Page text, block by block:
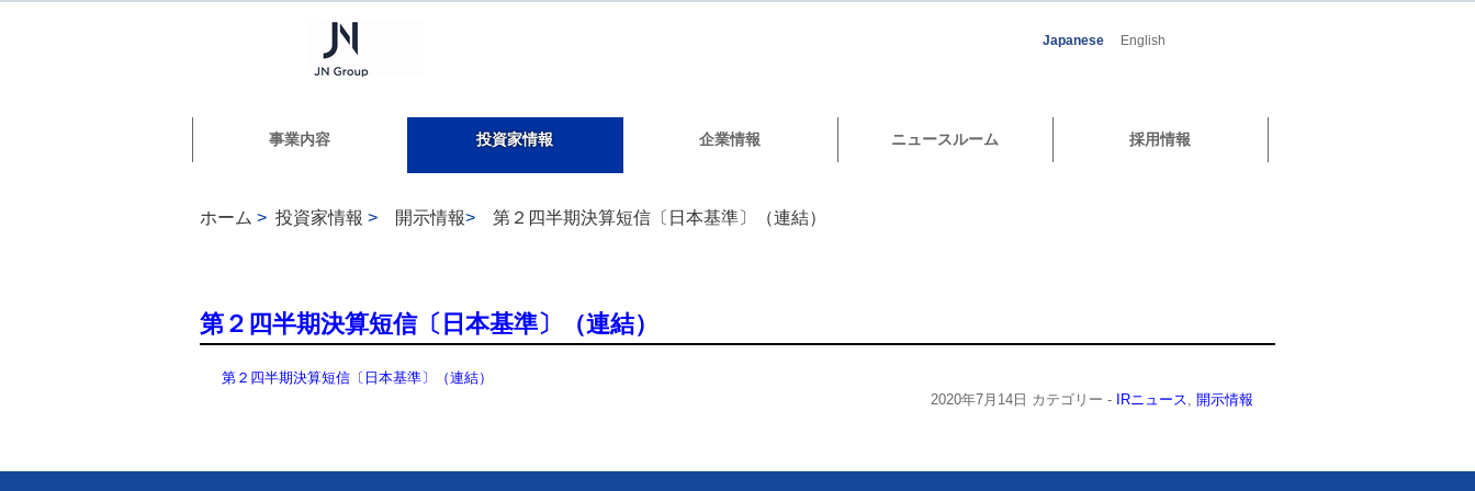
Japanese English
事業内容 投資家情報 企業情報 ニュースルーム 採用情報
ホーム > 投資家情報 > 開示情報> 第２四半期決算短信〔日本基準〕（連結）
第２四半期決算短信〔日本基準〕（連結）
第２四半期決算短信〔日本基準〕（連結）
2020年7月14日 カテゴリー - IRニュース, 開示情報